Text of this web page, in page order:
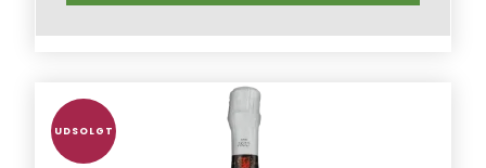
UDSOLGT